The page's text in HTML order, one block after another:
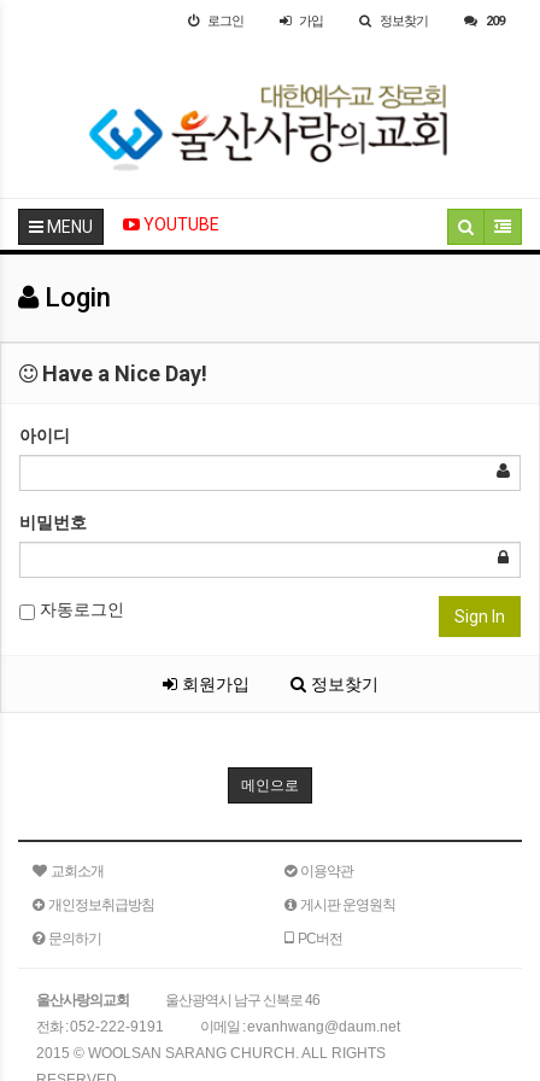
로그인 가입 정보찾기 209
MENU YOUTUBE
Login
Have a Nice Day!
아이디
비밀번호
자동로그인 Sign In
회원가입 정보찾기
메인으로
교회소개
이용약관
개인정보취급방침
게시판 운영원칙
문의하기
PC버전
울산사랑의교회
울산광역시 남구 신복로 46
전화 :052-222-9191 이메일 :evanhwang@daum.net
2015 © WOOLSAN SARANG CHURCH. ALL RIGHTS